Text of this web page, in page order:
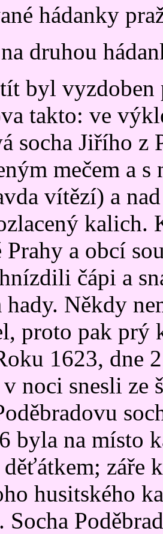
hádanky
druhou
byl vyzdoben
takto: ve
socha Jiřího z
mečem a s
vítězí) a
kalich.
a obcí
čápi a
Někdy
proto pak
1623, dne
noci snesli
byla na místo
děťátkem; záře
husitského
Socha